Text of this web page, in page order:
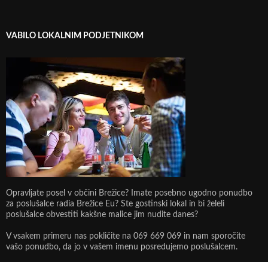
VABILO LOKALNIM PODJETNIKOM
Opravljate posel v občini Brežice? Imate posebno ugodno ponudbo
za poslušalce radia Brežice Eu? Ste gostinski lokal in bi želeli
poslušalce obvestiti kakšne malice jim nudite danes?
V vsakem primeru nas pokličite na 069 669 069 in nam sporočite
vašo ponudbo, da jo v vašem imenu posredujemo poslušalcem.